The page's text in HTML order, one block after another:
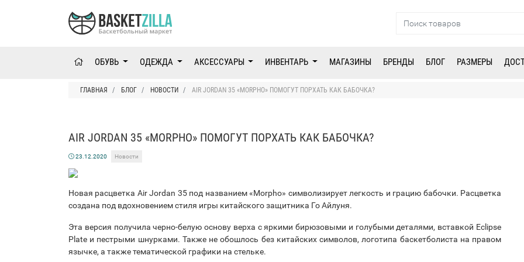
ОБУВЬ ОДЕЖДА АКСЕССУАРЫ ИНВЕНТАРЬ МАГАЗИНЫ БРЕНДЫ БЛОГ РАЗМЕРЫ
ГЛАВНАЯ БЛОГ НОВОСТИ AIR JORDAN 35 «MORPHO» ПОМОГУТ ПОРХАТЬ КАК БАБОЧКА?
AIR JORDAN 35 «MORPHO» ПОМОГУТ ПОРХАТЬ КАК БАБОЧКА?
23.12.2020 Новости
Новая расцветка Air Jordan 35 под названием «Morpho» символизирует легкость и грацию бабочки. Расцветка
создана под вдохновением стиля игры китайского защитника Го Айлуня.
Эта версия получила черно-белую основу верха с яркими бирюзовыми и голубыми деталями, вставкой Eclipse
Plate и пестрыми шнурками. Также не обошлось без китайских символов, логотипа баскетболиста на правом
язычке, а также тематической графики на стельке.